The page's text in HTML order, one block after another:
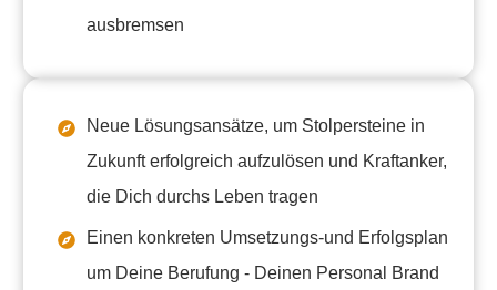
ausbremsen
Neue Lösungsansätze, um Stolpersteine in
Zukunft erfolgreich aufzulösen und Kraftanker,
die Dich durchs Leben tragen
Einen konkreten Umsetzungs-und Erfolgsplan
um Deine Berufung - Deinen Personal Brand